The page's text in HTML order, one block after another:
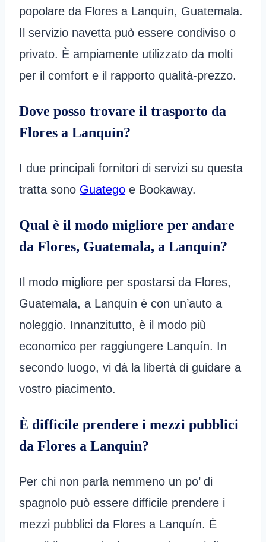
popolare da Flores a Lanquín, Guatemala.
Il servizio navetta può essere condiviso o
privato. È ampiamente utilizzato da molti
per il comfort e il rapporto qualità-prezzo.
Dove posso trovare il trasporto da
Flores a Lanquín?
I due principali fornitori di servizi su questa
tratta sono Guatego e Bookaway.
Qual è il modo migliore per andare
da Flores, Guatemala, a Lanquín?
Il modo migliore per spostarsi da Flores,
Guatemala, a Lanquín è con un’auto a
noleggio. Innanzitutto, è il modo più
economico per raggiungere Lanquín. In
secondo luogo, vi dà la libertà di guidare a
vostro piacimento.
È difficile prendere i mezzi pubblici
da Flores a Lanquin?
Per chi non parla nemmeno un po’ di
spagnolo può essere difficile prendere i
mezzi pubblici da Flores a Lanquín. È